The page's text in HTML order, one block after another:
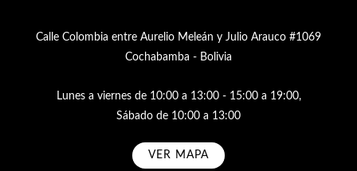
Calle Colombia entre Aurelio Meleán y Julio Arauco #1069
Cochabamba - Bolivia
Lunes a viernes de 10:00 a 13:00 - 15:00 a 19:00,
Sábado de 10:00 a 13:00
VER MAPA